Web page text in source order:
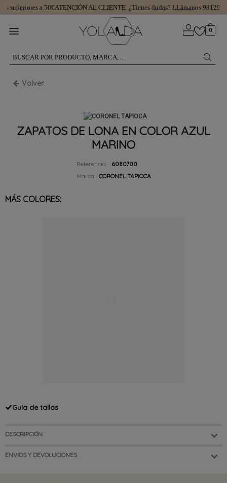
superiores a 50€ATENCIÓN AL CLIENTE.¿Tienes dudas? LLámanos
0
Volver
ZAPATOS DE LONA EN COLOR AZUL
MARINO
Referencia:
6080700
Marca
CORONEL TAPIOCA
MÁS COLORES:
Guía de tallas
DESCRIPCIÓN
ENVIOS Y DEVOLUCIONES